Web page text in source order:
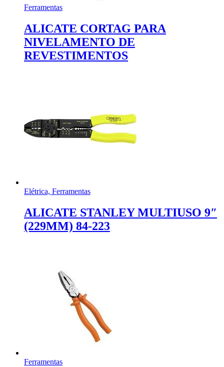
Ferramentas
ALICATE CORTAG PARA
NIVELAMENTO DE
REVESTIMENTOS
Elétrica, Ferramentas
ALICATE STANLEY MULTIUSO 9″
(229MM) 84-223
Ferramentas